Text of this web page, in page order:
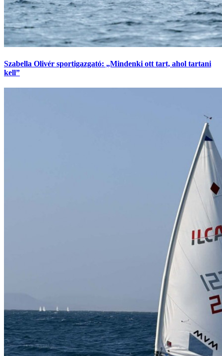
Szabella Olivér sportigazgató: „Mindenki ott tart, ahol tartani
kell”